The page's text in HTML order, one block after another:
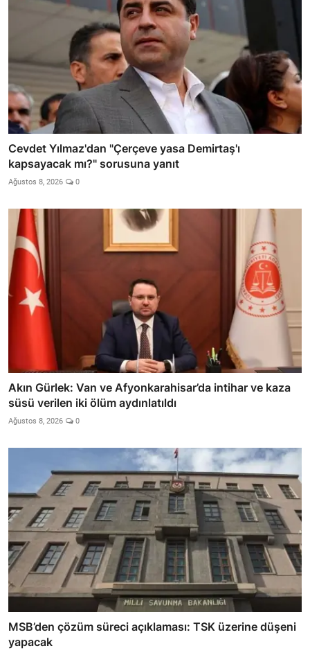
Cevdet Yılmaz'dan "Çerçeve yasa Demirtaş'ı
kapsayacak mı?" sorusuna yanıt
Ağustos 8, 2026 0
Akın Gürlek: Van ve Afyonkarahisar’da intihar ve kaza
süsü verilen iki ölüm aydınlatıldı
Ağustos 8, 2026 0
MSB’den çözüm süreci açıklaması: TSK üzerine düşeni
yapacak